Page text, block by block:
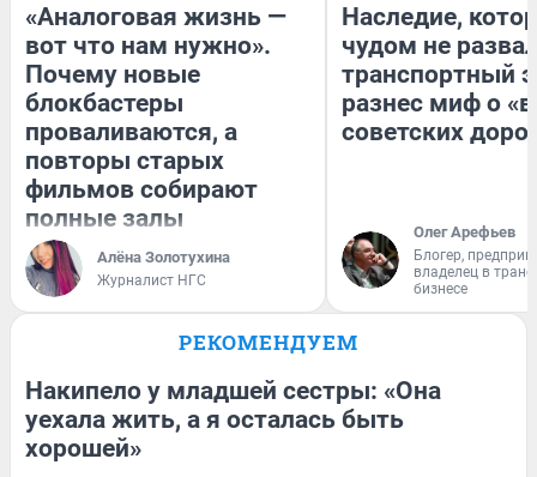
«Аналоговая жизнь —
вот что нам нужно».
Почему новые
блокбастеры
проваливаются, а
повторы старых
фильмов собирают
полные залы
Алёна Золотухина
Журналист НГС
Наследие,
чудом не
транспортный
разнес миф о
советских
Олег Арефьев
Блогер,
владелец в
бизнесе
РЕКОМЕНДУЕМ
Накипело у младшей сестры: «Она
уехала жить, а я осталась быть
хорошей»